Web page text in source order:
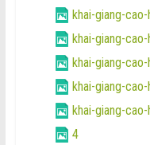
khai-giang-
khai-giang-
khai-giang-
khai-giang-
khai-giang-
4